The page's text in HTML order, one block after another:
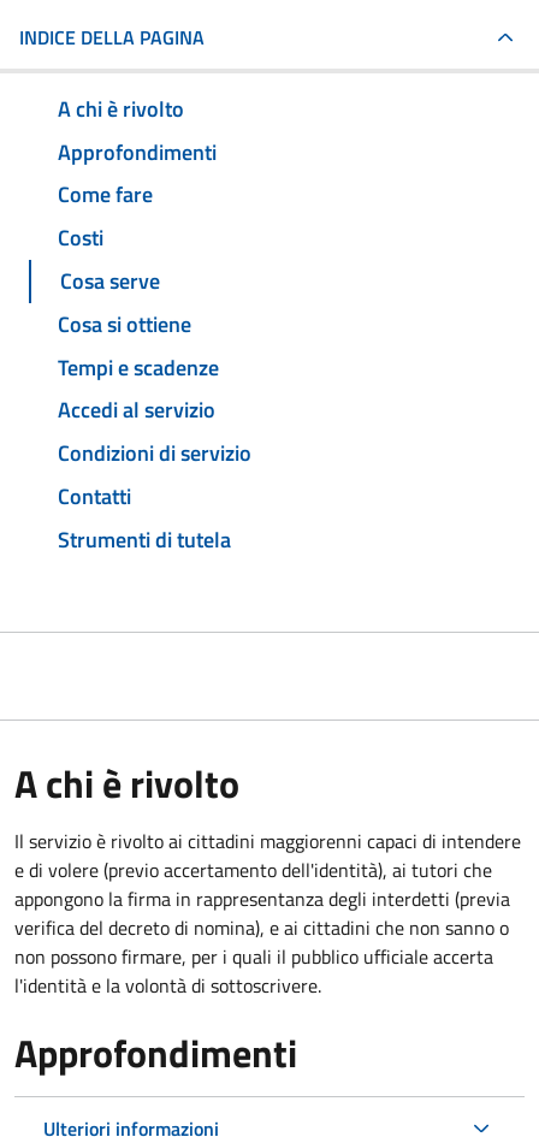
INDICE DELLA PAGINA
A chi è rivolto
Approfondimenti
Come fare
Costi
Cosa serve
Cosa si ottiene
Tempi e scadenze
Accedi al servizio
Condizioni di servizio
Contatti
Strumenti di tutela
A chi è rivolto
Il servizio è rivolto ai cittadini maggiorenni capaci di intendere
e di volere (previo accertamento dell'identità), ai tutori che
appongono la firma in rappresentanza degli interdetti (previa
verifica del decreto di nomina), e ai cittadini che non sanno o
non possono firmare, per i quali il pubblico ufficiale accerta
l'identità e la volontà di sottoscrivere.
Approfondimenti
Ulteriori informazioni